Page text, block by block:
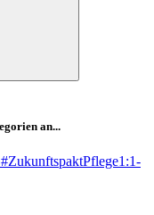
an...
#ZukunftspaktPflege1:1-